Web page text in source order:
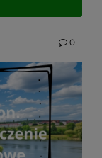
komfortu i0